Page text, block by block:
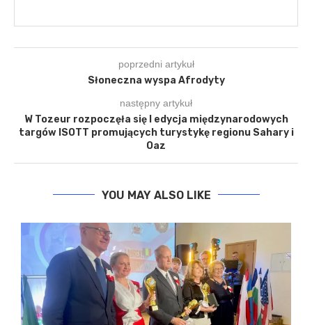
poprzedni artykuł
Słoneczna wyspa Afrodyty
następny artykuł
W Tozeur rozpoczęła się I edycja międzynarodowych
targów ISOTT promujących turystykę regionu Sahary i
Oaz
YOU MAY ALSO LIKE